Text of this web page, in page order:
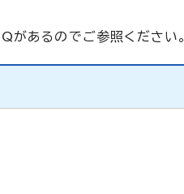
があるのでご参照ください。